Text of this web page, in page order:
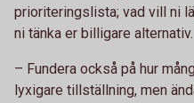
prioriteringslista; vad vill ni
ni tänka er billigare alternativ.
– Fundera också på hur
lyxigare tillställning, men